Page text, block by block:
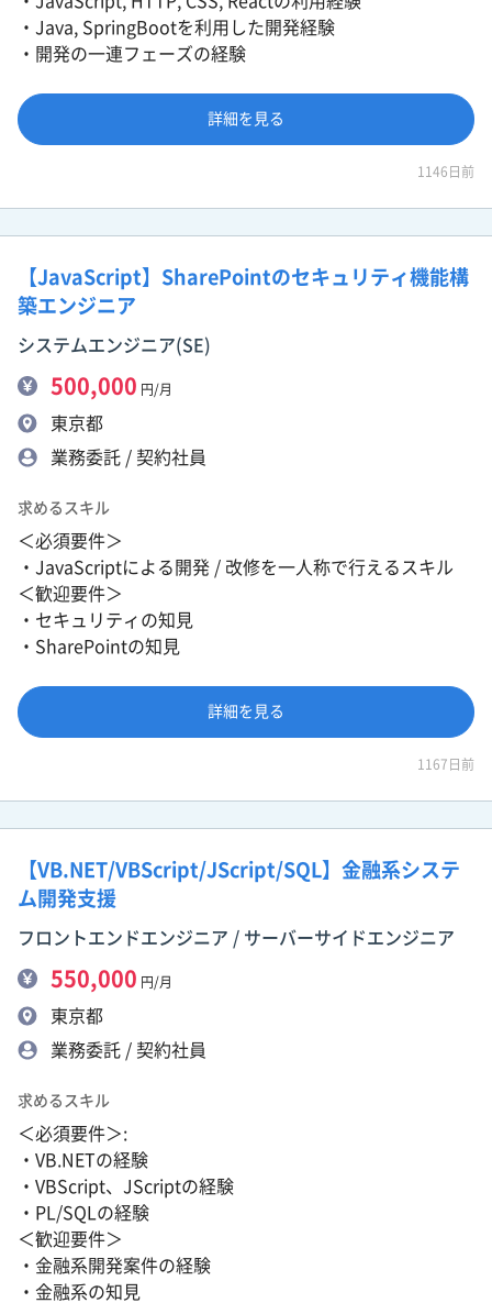
・Java, SpringBootを利用した開発経験
・開発の一連フェーズの経験
詳細を見る
1146日前
【JavaScript】SharePointのセキュリティ機能構
築エンジニア
システムエンジニア(SE)
500,000 円/月
東京都
業務委託 / 契約社員
求めるスキル
＜必須要件＞
・JavaScriptによる開発 / 改修を一人称で行えるスキル
＜歓迎要件＞
・セキュリティの知見
・SharePointの知見
詳細を見る
1167日前
【VB.NET/VBScript/JScript/SQL】金融系システ
ム開発支援
フロントエンドエンジニア / サーバーサイドエンジニア
550,000 円/月
東京都
業務委託 / 契約社員
求めるスキル
＜必須要件＞:
・VB.NETの経験
・VBScript、JScriptの経験
・PL/SQLの経験
＜歓迎要件＞
・金融系開発案件の経験
・金融系の知見